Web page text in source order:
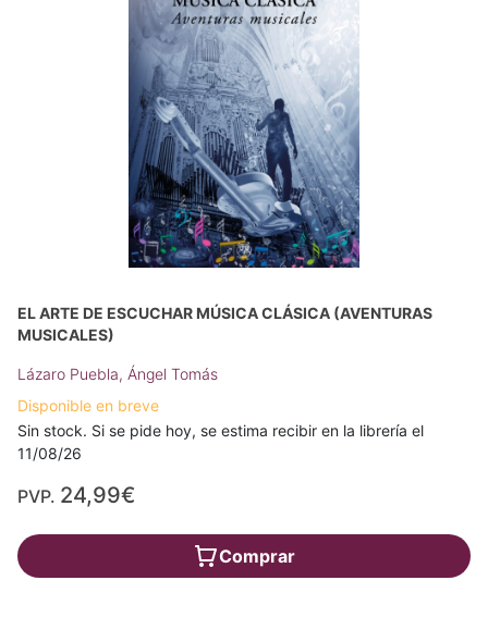
EL ARTE DE ESCUCHAR MÚSICA CLÁSICA (AVENTURAS
MUSICALES)
Lázaro Puebla, Ángel Tomás
Disponible en breve
Sin stock. Si se pide hoy, se estima recibir en la librería el
11/08/26
PVP. 24,99€
Comprar